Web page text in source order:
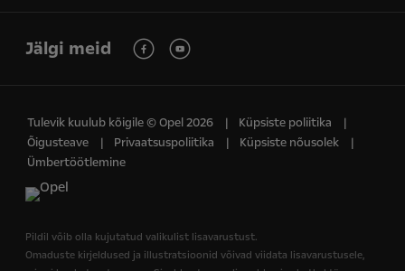
Jälgi meid
Tulevik kuulub kõigile © Opel 2026
Küpsiste poliitika
Õigusteave
Privaatsuspoliitika
Küpsiste nõusolek
Ümbertöötlemine
Pildil võib olla kujutatud valikulist lisavarustust.
Omaduste kirjeldused ja illustratsioonid võivad viidata lisavarustusele,